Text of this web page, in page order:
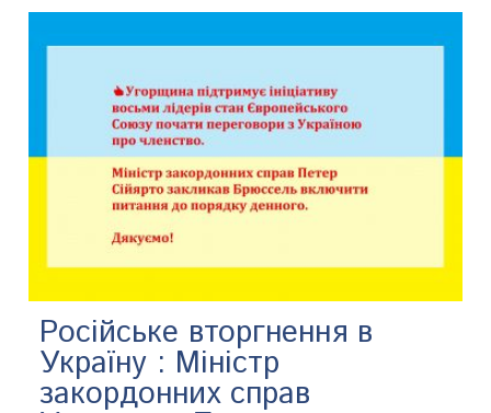
Російське вторгнення в
Україну : Міністр
закордонних справ